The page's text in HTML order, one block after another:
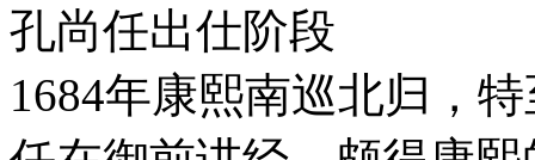
孔尚任出仕阶段
1684年康熙南巡北归，